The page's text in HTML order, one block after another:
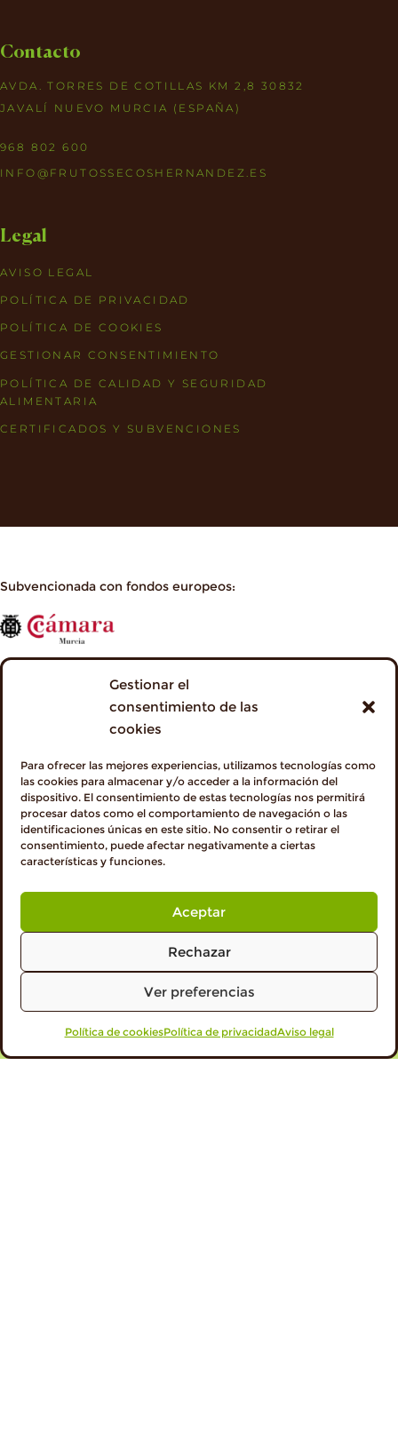
Gestionar el
consentimiento de las
cookies
Para ofrecer las mejores experiencias, utilizamos tecnologías como
las cookies para almacenar y/o acceder a la información del
dispositivo. El consentimiento de estas tecnologías nos permitirá
procesar datos como el comportamiento de navegación o las
identificaciones únicas en este sitio. No consentir o retirar el
consentimiento, puede afectar negativamente a ciertas
características y funciones.
Aceptar
Rechazar
Ver preferencias
Política de cookiesPolítica de privacidadAviso legal
Contacto
AVDA. TORRES DE COTILLAS KM 2,8 30832
JAVALÍ NUEVO MURCIA (ESPAÑA)
968 802 600
INFO@FRUTOSSECOSHERNANDEZ.ES
Legal
AVISO LEGAL
POLÍTICA DE PRIVACIDAD
POLÍTICA DE COOKIES
GESTIONAR CONSENTIMIENTO
POLÍTICA DE CALIDAD Y SEGURIDAD
ALIMENTARIA
CERTIFICADOS Y SUBVENCIONES
Subvencionada con fondos europeos:
VISITA PROFESIONALES